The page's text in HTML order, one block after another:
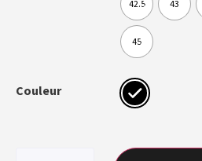
42.5 43
45
Couleur